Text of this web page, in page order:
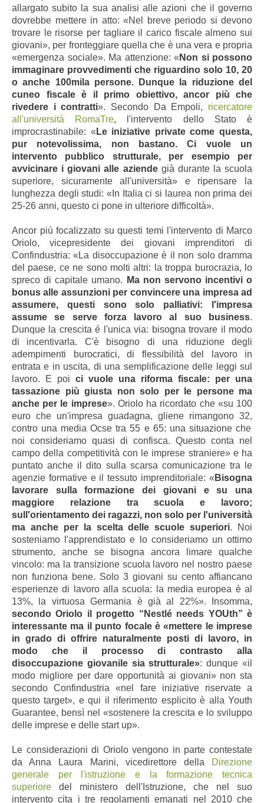
allargato subito la sua analisi alle azioni che il governo
dovrebbe mettere in atto: «Nel breve periodo si devono
trovare le risorse per tagliare il carico fiscale almeno sui
giovani», per fronteggiare quella che è una vera e propria
«emergenza sociale». Ma attenzione: « Non si possono
immaginare provvedimenti che riguardino solo 10, 20
o anche 100mila persone. Dunque la riduzione del
cuneo fiscale è il primo obiettivo, ancor più che
rivedere i contratti». Secondo Da Empoli, ricercatore
all'università RomaTre, l'intervento dello Stato è
improcrastinabile: « Le iniziative private come questa,
pur notevolissima, non bastano. Ci vuole un
intervento pubblico strutturale, per esempio per
avvicinare i giovani alle aziende già durante la scuola
superiore, sicuramente all'università» e ripensare la
lunghezza degli studi: «In Italia ci si laurea non prima dei
25-26 anni, questo ci pone in ulteriore difficoltà».
Ancor più focalizzato su questi temi l'intervento di Marco
Oriolo, vicepresidente dei giovani imprenditori di
Confindustria: «La disoccupazione è il non solo dramma
del paese, ce ne sono molti altri: la troppa burocrazia, lo
spreco di capitale umano.
Ma non servono incentivi o
bonus alle assunzioni per convincere una impresa ad
assumere, questi sono solo palliativi: l'impresa
assume se serve forza lavoro al suo business.
Dunque la crescita é l'unica via: bisogna trovare il modo
di incentivarla. C'è bisogno di una riduzione degli
adempimenti burocratici, di flessibilità del lavoro in
entrata e in uscita, di una semplificazione delle leggi sul
lavoro. E poi ci vuole una riforma fiscale: per una
tassazione più giusta non solo per le persone ma
anche per le imprese». Oriolo ha ricordato che «su 100
euro che un'impresa guadagna, gliene rimangono 32,
contro una media Ocse tra 55 e 65: una situazione che
noi consideriamo quasi di confisca. Questo conta nel
campo della competitività con le imprese straniere» e ha
puntato anche il dito sulla scarsa comunicazione tra le
agenzie formative e il tessuto imprenditoriale: « Bisogna
lavorare sulla formazione dei giovani e su una
maggiore relazione tra scuola e lavoro;
sull'orientamento dei ragazzi, non solo per l'università
ma anche per la scelta delle scuole superiori. Noi
sosteniamo l'apprendistato e lo consideriamo un ottimo
strumento, anche se bisogna ancora limare qualche
vincolo: ma la transizione scuola lavoro nel nostro paese
non funziona bene. Solo 3 giovani su cento affiancano
esperienze di lavoro alla scuola: la media europea è al
13%, la virtuosa Germania è già al 22%». Insomma,
secondo Oriolo il progetto “Nestlé needs YOUth” è
interessante ma il punto focale è «mettere le imprese
in grado di offrire naturalmente posti di lavoro, in
modo che il processo di contrasto alla
disoccupazione giovanile sia strutturale»: dunque «il
modo migliore per dare opportunità ai giovani» non sta
secondo Confindustria «nel fare iniziative riservate a
questo target», e qui il riferimento esplicito è alla Youth
Guarantee, bensì nel «sostenere la crescita e lo sviluppo
delle imprese e delle start up».
Le considerazioni di Oriolo vengono in parte contestate
da Anna Laura Marini, vicedirettore della
Direzione
generale per l'istruzione e la formazione tecnica
superiore del ministero dell'Istruzione, che nel suo
intervento cita i tre regolamenti emanati nel 2010 che